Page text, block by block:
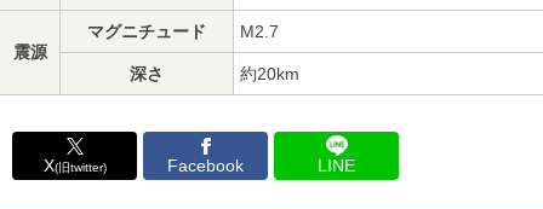
震源
マグニチュード M2.7
深さ 約20km
X(旧twitter) Facebook LINE